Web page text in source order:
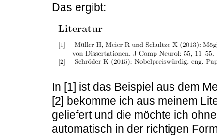
Das ergibt:
In [1] ist das Beispiel aus dem
[2] bekomme ich aus meinem
geliefert und die möchte ich
automatisch in der richtigen